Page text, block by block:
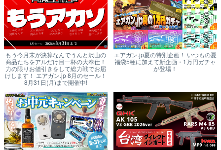
もう今月末が決算なんでうんと沢山の
商品たちをアルだけ目一杯の大奉仕！
力の限りお値引きをして総力戦でお届
けします！ エアガン.jp 8月のセール！
8月31日(月)まで開催中!
エアガン.jp夏の特別企画！ いつもの夏
福袋5種に加えて新企画・1万円ガチャ
が登場！